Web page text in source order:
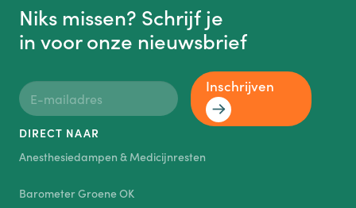
Niks missen? Schrijf je
in voor onze nieuwsbrief
Inschrijven
DIRECT NAAR
Anesthesiedampen & Medicijnresten
Barometer Groene OK